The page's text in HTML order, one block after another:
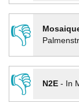
👎
👎
N2E- In